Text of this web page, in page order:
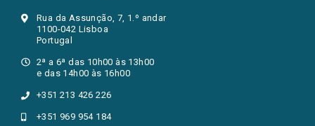
Rua da Assunção, 7, 1.º andar
1100-042 Lisboa
Portugal
2ª a 6ª das 10h00 às 13h00
e das 14h00 às 16h00
+351 213 426 226
+351 969 954 184